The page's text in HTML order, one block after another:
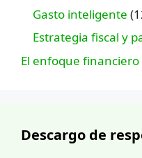
Gasto inteligente
Estrategia fiscal y
El enfoque financiero
Descargo de